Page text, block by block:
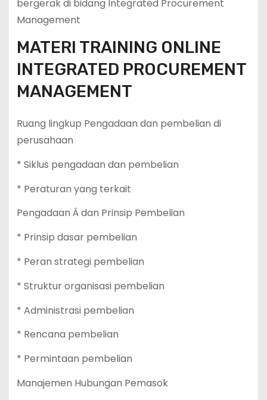
bergerak di bidang Integrated Procurement
Management
MATERI TRAINING ONLINE
INTEGRATED PROCUREMENT
MANAGEMENT
Ruang lingkup Pengadaan dan pembelian di
perusahaan
* Siklus pengadaan dan pembelian
* Peraturan yang terkait
Pengadaan Â dan Prinsip Pembelian
* Prinsip dasar pembelian
* Peran strategi pembelian
* Struktur organisasi pembelian
* Administrasi pembelian
* Rencana pembelian
* Permintaan pembelian
Manajemen Hubungan Pemasok